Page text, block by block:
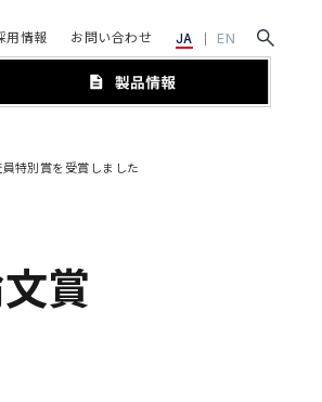
用情報 お問い合わせ JA EN
賞
特別賞を受賞しました